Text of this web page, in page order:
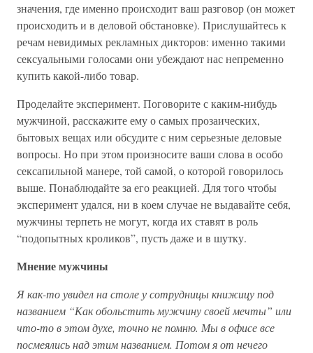
значения, где именно происходит ваш разговор (он может
происходить и в деловой обстановке). Прислушайтесь к
речам невидимых рекламных дикторов: именно такими
сексуальными голосами они убеждают нас непременно
купить какой-либо товар.
Проделайте эксперимент. Поговорите с каким-нибудь
мужчиной, расскажите ему о самых прозаических,
бытовых вещах или обсудите с ним серьезные деловые
вопросы. Но при этом произносите ваши слова в особо
сексапильной манере, той самой, о которой говорилось
выше. Понаблюдайте за его реакцией. Для того чтобы
эксперимент удался, ни в коем случае не выдавайте себя,
мужчины терпеть не могут, когда их ставят в роль
“подопытных кроликов”, пусть даже и в шутку.
Мнение мужчины
Я как-то увидел на столе у сотрудницы книжицу под
названием “Как обольстить мужчину своей мечты” или
что-то в этом духе, точно не помню. Мы в офисе все
посмеялись над этим названием. Потом я от нечего